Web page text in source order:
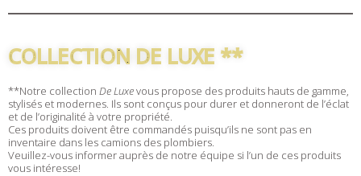
COLLECTION DE LUXE **
**Notre collection De Luxevous propose des produits hauts de gamme,
stylisés et modernes. Ils sont conçus pour durer et donneront de l’éclat
et de l’originalité à votre propriété.
Ces produits doivent être commandés puisqu’ils ne sont pas en
inventaire dans les camions des plombiers.
Veuillez-vous informer auprès de notre équipe si l’un de ces produits
vous intéresse!